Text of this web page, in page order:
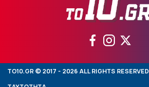
TO10.GR © 2017 - 2026 ALL RIGHTS RESERVED